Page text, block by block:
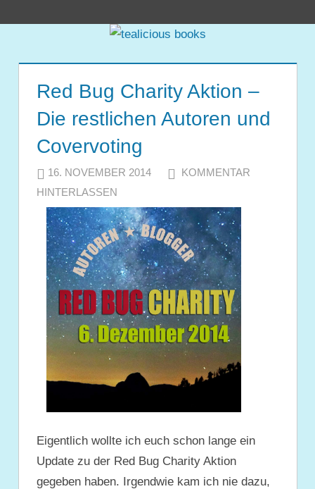
tealicious
books
Red Bug Charity Aktion –
Die restlichen Autoren und
Covervoting
16. NOVEMBER 2014 JULIA
KOMMENTAR
HINTERLASSEN
Eigentlich wollte ich euch schon lange ein
Update zu der Red Bug Charity Aktion
gegeben haben. Irgendwie kam ich nie dazu,